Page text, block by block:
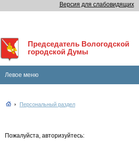
Версия для слабовидящих
Председатель Вологодской
городской Думы
Левое меню
Персональный раздел
Пожалуйста, авторизуйтесь: